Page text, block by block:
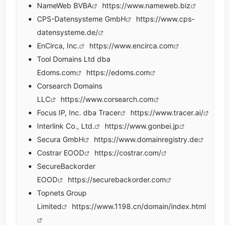
NameWeb BVBA
https://www.nameweb.biz
CPS-Datensysteme GmbH
https://www.cps-
datensysteme.de/
EnCirca, Inc.
https://www.encirca.com
Tool Domains Ltd dba
Edoms.com
https://edoms.com
Corsearch Domains
LLC
https://www.corsearch.com
Focus IP, Inc. dba Tracer
https://www.tracer.ai/
Interlink Co., Ltd.
https://www.gonbei.jp
Secura GmbH
https://www.domainregistry.de
Costrar EOOD
https://costrar.com/
SecureBackorder
EOOD
https://securebackorder.com
Topnets Group
Limited
https://www.1198.cn/domain/index.html